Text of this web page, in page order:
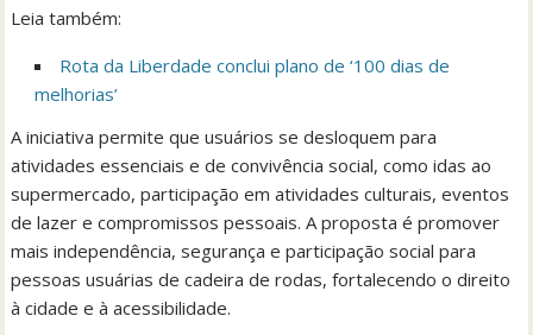
Leia também:
Rota da Liberdade conclui plano de ‘100 dias de
melhorias’
A iniciativa permite que usuários se desloquem para
atividades essenciais e de convivência social, como idas ao
supermercado, participação em atividades culturais, eventos
de lazer e compromissos pessoais. A proposta é promover
mais independência, segurança e participação social para
pessoas usuárias de cadeira de rodas, fortalecendo o direito
à cidade e à acessibilidade.